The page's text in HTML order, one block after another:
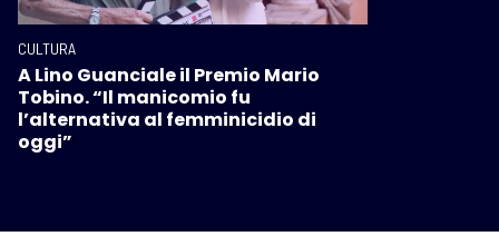
CULTURA
A Lino Guanciale il Premio Mario
Tobino. “Il manicomio fu
l’alternativa al femminicidio di
oggi”